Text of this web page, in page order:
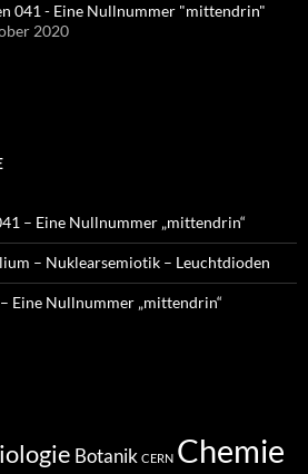
041 - Eine Nullnummer "mittendrin"
2020
– Eine Nullnummer „mittendrin“
– Nuklearsemiotik – Leuchtdioden
Eine Nullnummer „mittendrin“
Botanik CERN Chemie